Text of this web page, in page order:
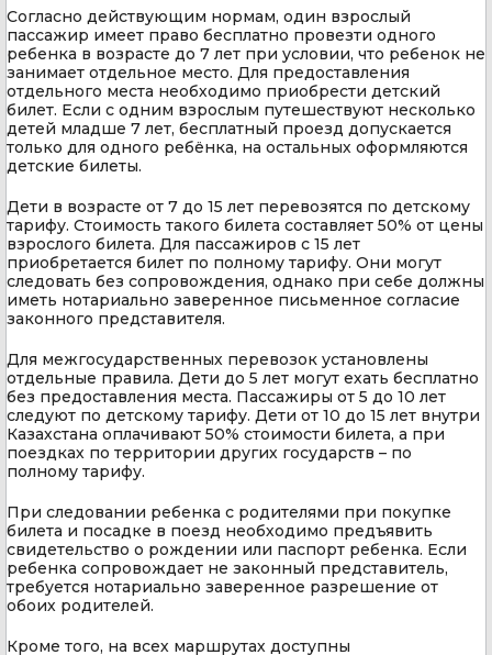
Согласно действующим нормам, один взрослый
пассажир имеет право бесплатно провезти одного
ребенка в возрасте до 7 лет при условии, что ребенок не
занимает отдельное место. Для предоставления
отдельного места необходимо приобрести детский
билет. Если с одним взрослым путешествуют несколько
детей младше 7 лет, бесплатный проезд допускается
только для одного ребёнка, на остальных оформляются
детские билеты.
Дети в возрасте от 7 до 15 лет перевозятся по детскому
тарифу. Стоимость такого билета составляет 50% от цены
взрослого билета. Для пассажиров с 15 лет
приобретается билет по полному тарифу. Они могут
следовать без сопровождения, однако при себе должны
иметь нотариально заверенное письменное согласие
законного представителя.
Для межгосударственных перевозок установлены
отдельные правила. Дети до 5 лет могут ехать бесплатно
без предоставления места. Пассажиры от 5 до 10 лет
следуют по детскому тарифу. Дети от 10 до 15 лет внутри
Казахстана оплачивают 50% стоимости билета, а при
поездках по территории других государств – по
полному тарифу.
При следовании ребенка с родителями при покупке
билета и посадке в поезд необходимо предъявить
свидетельство о рождении или паспорт ребенка. Если
ребенка сопровождает не законный представитель,
требуется нотариально заверенное разрешение от
обоих родителей.
Кроме того, на всех маршрутах доступны